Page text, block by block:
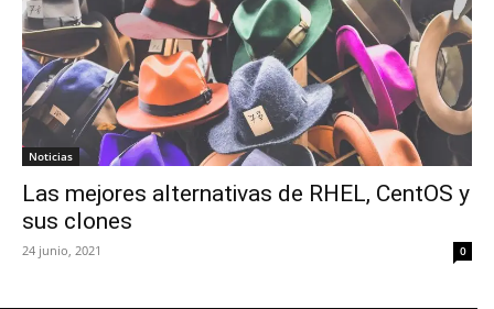
Noticias
Las mejores alternativas de RHEL, CentOS y
sus clones
24 junio, 2021 0